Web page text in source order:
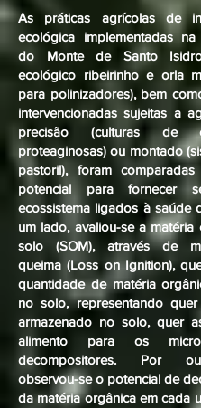
As práticas agrícolas de
ecológica implementadas
do Monte de Santo
ecológico ribeirinho e orla
para polinizadores), bem
intervencionadas sujeitas a
precisão (culturas de
proteaginosas) ou montado
pastoril), foram
potencial para fornecer
ecossistema ligados à saúde
um lado, avaliou-se a matéria
solo (SOM), através de
queima (Loss on Ignition),
quantidade de matéria
no solo, representando
armazenado no solo, quer
alimento para os
decompositores. Por
observou-se o potencial de
da matéria orgânica em cada